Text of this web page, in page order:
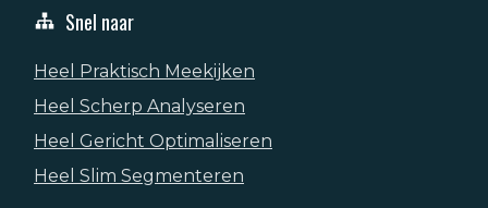
Snel naar
Heel Praktisch Meekijken
Heel Scherp Analyseren
Heel Gericht Optimaliseren
Heel Slim Segmenteren